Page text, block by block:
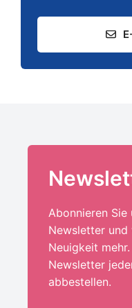
Abonnieren Sie
Newsletter und
Neuigkeit
Newsletter
abbestellen.